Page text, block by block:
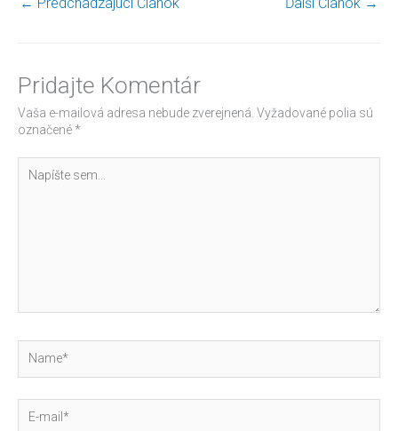
← Predchádzajúci Článok Ďalší Článok →
Pridajte Komentár
Vaša e-mailová adresa nebude zverejnená. Vyžadované polia sú
označené*
sem...
mail*